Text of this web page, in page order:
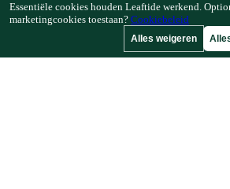
Hoe Leaftide werkt Tuinplanner-gids
Essentiële cookies houden Leaftide werkend.
marketingcookies toestaan? Cookiebeleid
Alles weigeren